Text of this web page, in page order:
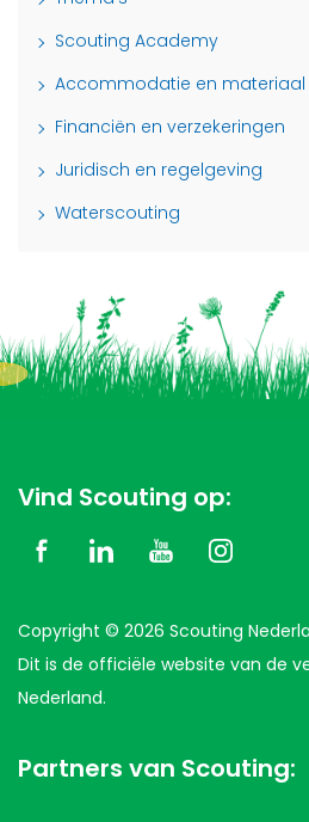
Scouting Academy
Accommodatie en materiaal
Financiën en verzekeringen
Juridisch en regelgeving
Waterscouting
Vind Scouting op:
Copyright © 2026 Scouting
Dit is de officiële website van de
Nederland.
Partners van Scouting: